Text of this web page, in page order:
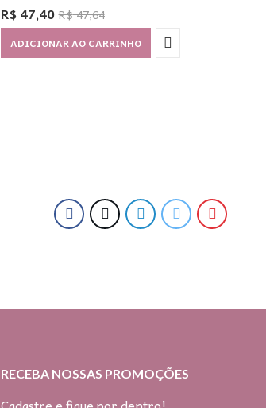
R$47,40 R$47,64
ADICIONAR AO CARRINHO
RECEBA NOSSAS PROMOÇÕES